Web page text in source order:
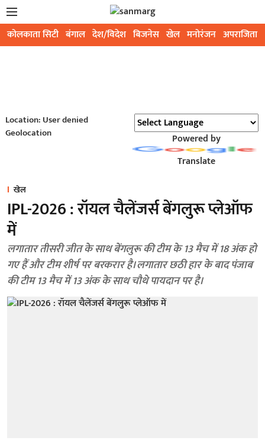
कोलकाता सिटी बंगाल देश/विदेश बिजनेस खेल मनोरंजन अपराजिता
Location: User denied
Geolocation
Powered by
Translate
खेल
IPL-2026 : रॉयल चैलेंजर्स बेंगलुरू प्लेऑफ
में
लगातार तीसरी जीत के साथ बेंगलुरू की टीम के 13 मैच में 18 अंक हो
गए हैं और टीम शीर्ष पर बरकरार है। लगातार छठी हार के बाद पंजाब
की टीम 13 मैच में 13 अंक के साथ चौथे पायदान पर है।